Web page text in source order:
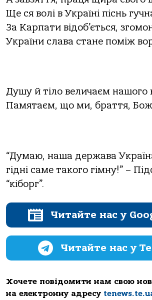
Ще ся волі в Україні піснь
За Карпати відоб’ється,
України слава стане поміж
Душу й тіло величаєм нашого
Памятаєм, що ми, браття,
“Думаю, наша держава
гідні саме такого гімну!” –
“кіборг”.
Читайте нас у
Читайте нас у
Хочете повідомити нам свою
на електронну адресу